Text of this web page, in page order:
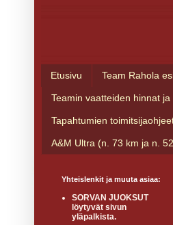
Etusivu Team Rahola
Teamin vaatteiden hinnat
Tapahtumien
A&M Ultra (n. 73 km ja n.
Yhteislenkit ja muuta asiaa:
SORVAN JUOKSUT
löytyvät sivun
yläpalkista.